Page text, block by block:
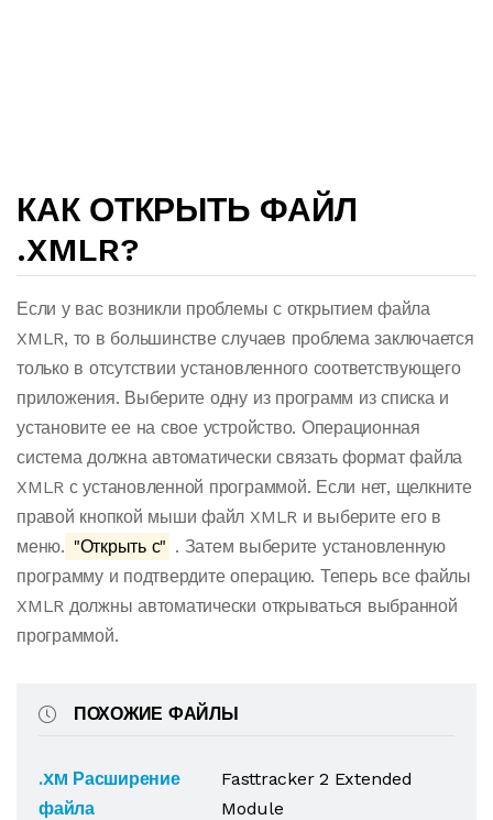
КАК ОТКРЫТЬ ФАЙЛ
.XMLR?
Если у вас возникли проблемы с открытием файла
XMLR, то в большинстве случаев проблема заключается
только в отсутствии установленного соответствующего
приложения. Выберите одну из программ из списка и
установите ее на свое устройство. Операционная
система должна автоматически связать формат файла
XMLR с установленной программой. Если нет, щелкните
правой кнопкой мыши файл XMLR и выберите его в
меню. "Открыть с" . Затем выберите установленную
программу и подтвердите операцию. Теперь все файлы
XMLR должны автоматически открываться выбранной
программой.
ПОХОЖИЕ ФАЙЛЫ
.XM Расширение
файла
Fasttracker 2 Extended
Module